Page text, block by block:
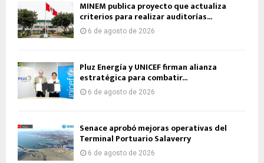
MINEM publica proyecto que actualiza
criterios para realizar auditorías...
6 de agosto de 2026
Pluz Energía y UNICEF firman alianza
estratégica para combatir...
6 de agosto de 2026
Senace aprobó mejoras operativas del
Terminal Portuario Salaverry
6 de agosto de 2026